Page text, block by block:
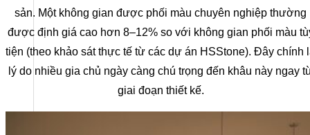
sản. Một không gian được phối màu chuyên nghiệp thường
được định giá cao hơn 8–12% so với không gian phối màu
tiện (theo khảo sát thực tế từ các dự án HSStone). Đây chính
lý do nhiều gia chủ ngày càng chú trọng đến khâu này ngay
giai đoạn thiết kế.